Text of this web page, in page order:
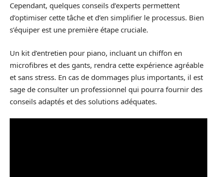
Cependant, quelques conseils d’experts permettent
d’optimiser cette tâche et d’en simplifier le processus. Bien
s’équiper est une première étape cruciale.
Un kit d’entretien pour piano, incluant un chiffon en
microfibres et des gants, rendra cette expérience agréable
et sans stress. En cas de dommages plus importants, il est
sage de consulter un professionnel qui pourra fournir des
conseils adaptés et des solutions adéquates.